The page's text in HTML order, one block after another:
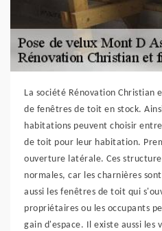
La société Rénovation Christian
de fenêtres de toit en stock.
habitations peuvent choisir
de toit pour leur habitation.
ouverture latérale. Ces
normales, car les charnières
aussi les fenêtres de toit qui
propriétaires ou les occupants
gain d'espace. Il existe aussi les